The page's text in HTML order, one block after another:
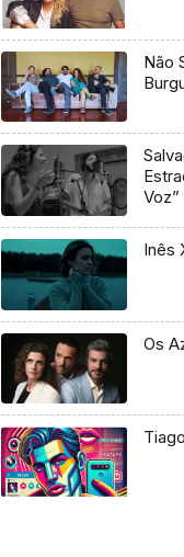
Não
Voz”
Inês
Os